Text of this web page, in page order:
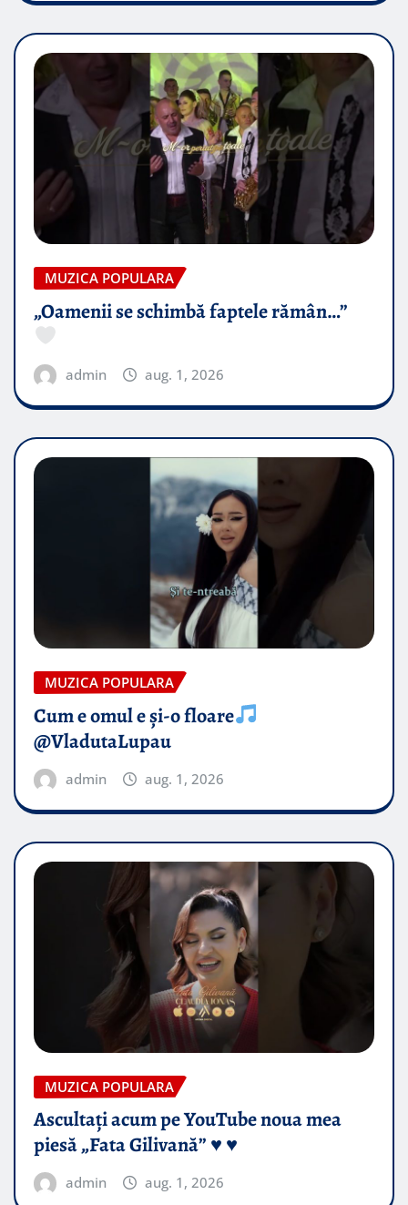
MUZICA POPULARA
„Oamenii se schimbă faptele rămân…”
admin aug. 1, 2026
MUZICA POPULARA
Cum e omul e și-o floare
@VladutaLupau
admin aug. 1, 2026
MUZICA POPULARA
Ascultați acum pe YouTube noua mea
piesă „Fata Gilivană” ♥️ ♥️
admin aug. 1, 2026